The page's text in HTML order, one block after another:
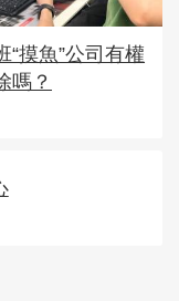
“摸魚”公司有權
嗎？